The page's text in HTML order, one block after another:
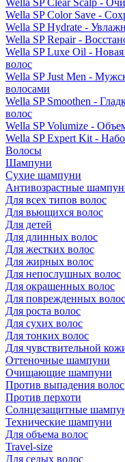
Wella SP Clear Scalp -
Wella SP Color Save -
Wella SP Hydrate -
Wella SP Repair -
Wella SP Luxe Oil -
волос
Wella SP Just Men -
волосами
Wella SP Smoothen -
волос
Wella SP Volumize -
Wella SP Expert Kit -
Волосы
Шампуни
Сухие шампуни
Антивозрастные
Для всех типов волос
Для вьющихся волос
Для детей
Для длинных волос
Для жестких волос
Для жирных волос
Для непослушных волос
Для окрашенных волос
Для поврежденных волос
Для роста волос
Для сухих волос
Для тонких волос
Для чувствительной
Оттеночные шампуни
Очищающие шампуни
Против выпадения волос
Против перхоти
Солнцезащитные
Технические шампуни
Для объема волос
Travel-size
Для седых волос